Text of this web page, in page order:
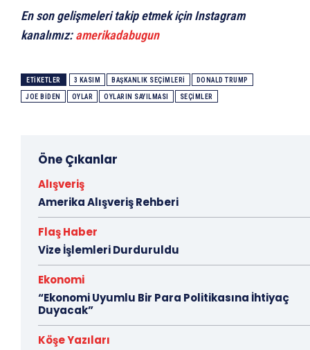
En son gelişmeleri takip etmek için Instagram
kanalımız:amerikadabugun
ETIKETLER 3 KASIM BAŞKANLIK SEÇIMLERI DONALD TRUMP
JOE BIDEN OYLAR OYLARIN SAYILMASI SEÇIMLER
Öne Çıkanlar
Alışveriş
Amerika Alışveriş Rehberi
Flaş Haber
Vize İşlemleri Durduruldu
Ekonomi
“Ekonomi Uyumlu Bir Para Politikasına İhtiyaç
Duyacak”
Köşe Yazıları